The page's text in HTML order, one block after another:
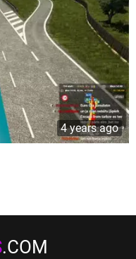
4 years ago
.COM